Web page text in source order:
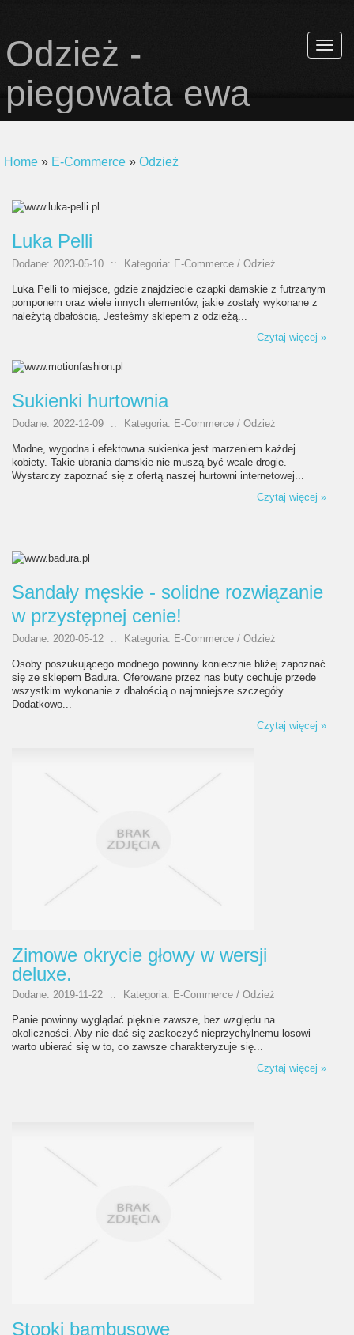
Odzież -
piegowata ewa
Home » E-Commerce » Odzież
Luka Pelli
Dodane: 2023-05-10 :: Kategoria: E-Commerce / Odzież
Luka Pelli to miejsce, gdzie znajdziecie czapki damskie z futrzanym
pomponem oraz wiele innych elementów, jakie zostały wykonane z
należytą dbałością. Jesteśmy sklepem z odzieżą...
Czytaj więcej »
Sukienki hurtownia
Dodane: 2022-12-09 :: Kategoria: E-Commerce / Odzież
Modne, wygodna i efektowna sukienka jest marzeniem każdej
kobiety. Takie ubrania damskie nie muszą być wcale drogie.
Wystarczy zapoznać się z ofertą naszej hurtowni internetowej...
Czytaj więcej »
Sandały męskie - solidne rozwiązanie
w przystępnej cenie!
Dodane: 2020-05-12 :: Kategoria: E-Commerce / Odzież
Osoby poszukującego modnego powinny koniecznie bliżej zapoznać
się ze sklepem Badura. Oferowane przez nas buty cechuje przede
wszystkim wykonanie z dbałością o najmniejsze szczegóły.
Dodatkowo...
Czytaj więcej »
Zimowe okrycie głowy w wersji
deluxe.
Dodane: 2019-11-22 :: Kategoria: E-Commerce / Odzież
Panie powinny wyglądać pięknie zawsze, bez względu na
okoliczności. Aby nie dać się zaskoczyć nieprzychylnemu losowi
warto ubierać się w to, co zawsze charakteryzuje się...
Czytaj więcej »
Stopki bambusowe